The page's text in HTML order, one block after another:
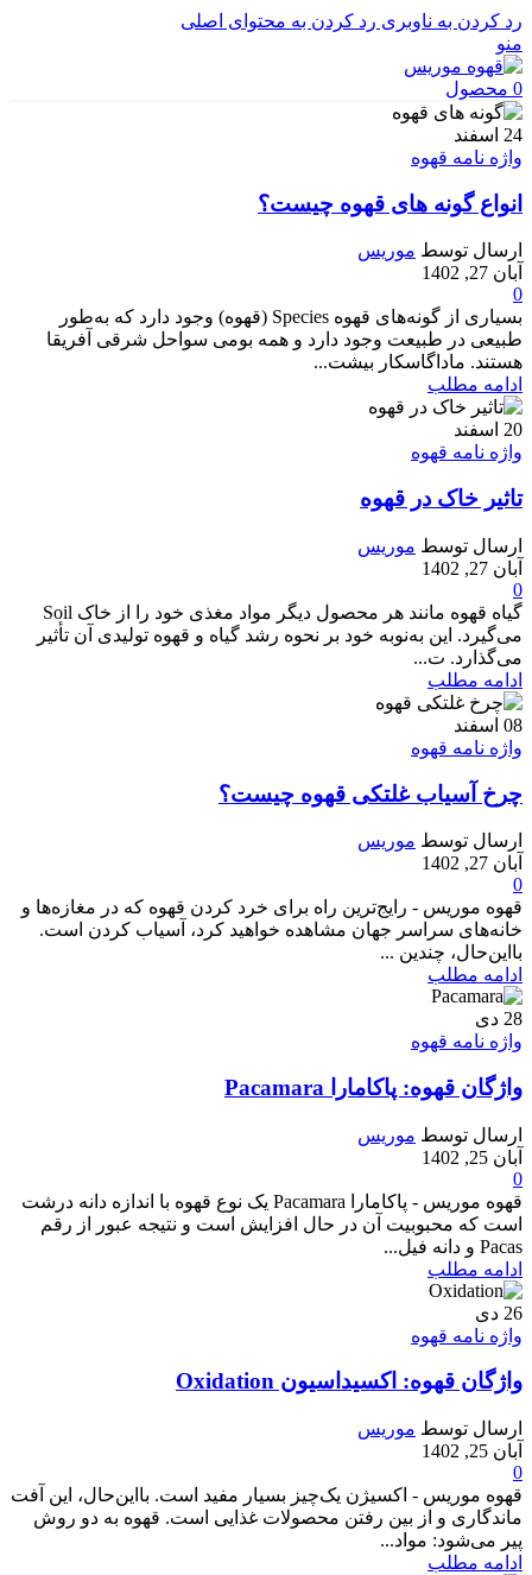
رد کردن به ناوبری رد کردن به محتوای اصلی
منو
0 محصول
24 اسفند
واژه نامه قهوه
انواع گونه های قهوه چیست؟
ارسال توسط موریس
آبان 27, 1402
0
بسیاری از گونه‌های قهوه Species (قهوه) وجود دارد که به‌طور
طبیعی در طبیعت وجود دارد و همه بومی سواحل شرقی آفریقا
هستند. ماداگاسکار بیشت...
ادامه مطلب
20 اسفند
واژه نامه قهوه
تاثیر خاک در قهوه
ارسال توسط موریس
آبان 27, 1402
0
گیاه قهوه مانند هر محصول دیگر مواد مغذی خود را از خاک Soil
می‌گیرد. این به‌نوبه خود بر نحوه رشد گیاه و قهوه تولیدی آن تأثیر
می‌گذارد. ت...
ادامه مطلب
08 اسفند
واژه نامه قهوه
چرخ آسیاب غلتکی قهوه چیست؟
ارسال توسط موریس
آبان 27, 1402
0
قهوه موریس - رایج‌ترین راه برای خرد کردن قهوه که در مغازه‌ها و
خانه‌های سراسر جهان مشاهده خواهید کرد، آسیاب کردن است.
بااین‌حال، چندین ...
ادامه مطلب
28 دی
واژه نامه قهوه
واژگان قهوه: پاکامارا Pacamara
ارسال توسط موریس
آبان 25, 1402
0
قهوه موریس - پاکامارا Pacamara یک نوع قهوه با اندازه دانه درشت
است که محبوبیت آن در حال افزایش است و نتیجه عبور از رقم
Pacas و دانه فیل...
ادامه مطلب
26 دی
واژه نامه قهوه
واژگان قهوه: اکسیداسیون Oxidation
ارسال توسط موریس
آبان 25, 1402
0
قهوه موریس - اکسیژن یک‌چیز بسیار مفید است. بااین‌حال، این آفت
ماندگاری و از بین رفتن محصولات غذایی است. قهوه به دو روش
پیر می‌شود: مواد...
ادامه مطلب